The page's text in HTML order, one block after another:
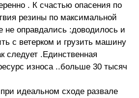
. К счастью опасения по
резины по максимальной
не оправдались :доводилось и
с ветерком и грузить машину
следует .Единственная
износа ..больше 30 тысяч
идеальном сходе развале